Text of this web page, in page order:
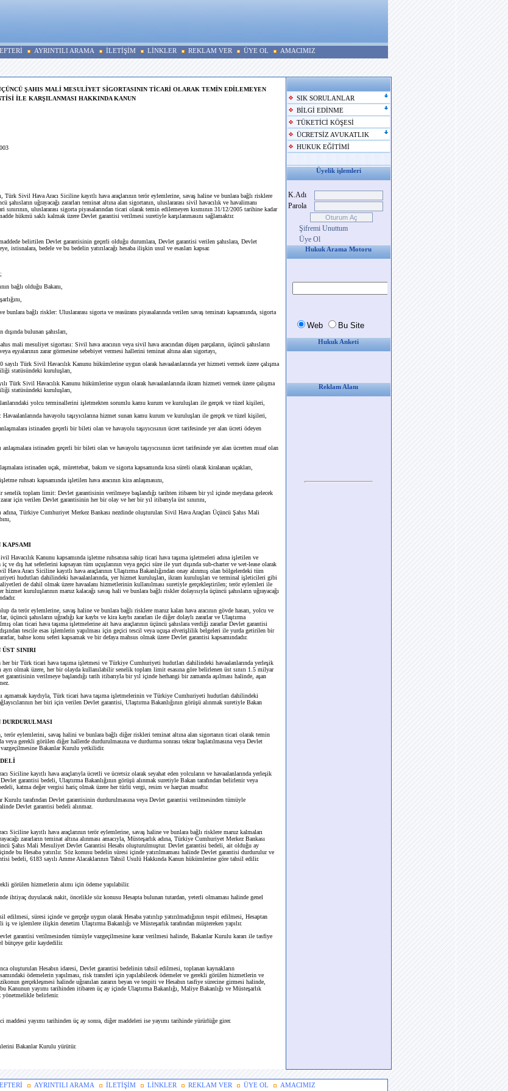
AYRINTILI ARAMA İLETİŞİM LİNKLER REKLAM VER ÜYE OL AMACIMIZ
ŞAHIS MALİ MESULİYET SİGORTASININ TİCARİ OLARAK TEMİN EDİLEMEYEN
İLE KARŞILANMASI HAKKINDA KANUN
Türk Sivil Hava Aracı Siciline kayıtlı hava araçlarının terör eylemlerine, savaş haline ve bunlara bağlı risklere
şahısların uğrayacağı zararları teminat altına alan sigortanın, uluslararası sivil havacılık ve havalimanı
sınırının, uluslararası sigorta piyasalarından ticari olarak temin edilemeyen kısmının 31/12/2005 tarihine kadar
hükmü saklı kalmak üzere Devlet garantisi verilmesi suretiyle karşılanmasını sağlamaktır.
belirtilen Devlet garantisinin geçerli olduğu durumlara, Devlet garantisi verilen şahıslara, Devlet
istisnalara, bedele ve bu bedelin yatırılacağı hesaba ilişkin usul ve esasları kapsar.
bağlı olduğu Bakanı,
bağlı riskler: Uluslararası sigorta ve reasürans piyasalarında verilen savaş teminatı kapsamında, sigorta
bulunan şahısları,
mali mesuliyet sigortası: Sivil hava aracının veya sivil hava aracından düşen parçaların, üçüncü şahısların
eşyalarının zarar görmesine sebebiyet vermesi hallerini teminat altına alan sigortayı,
Türk Sivil Havacılık Kanunu hükümlerine uygun olarak havaalanlarında yer hizmeti vermek üzere çalışma
statüsündeki kuruluşları,
Türk Sivil Havacılık Kanunu hükümlerine uygun olarak havaalanlarında ikram hizmeti vermek üzere çalışma
statüsündeki kuruluşları,
yolcu terminallerini işletmekten sorumlu kamu kurum ve kuruluşları ile gerçek ve tüzel kişileri,
havayolu taşıyıcılarına hizmet sunan kamu kurum ve kuruluşları ile gerçek ve tüzel kişileri,
istinaden geçerli bir bileti olan ve havayolu taşıyıcısının ücret tarifesinde yer alan ücreti ödeyen
istinaden geçerli bir bileti olan ve havayolu taşıyıcısının ücret tarifesinde yer alan ücretten muaf olan
istinaden uçak, mürettebat, bakım ve sigorta kapsamında kısa süreli olarak kiralanan uçakları,
ruhsatı kapsamında işletilen hava aracının kira anlaşmasını,
toplam limit: Devlet garantisinin verilmeye başlandığı tarihten itibaren bir yıl içinde meydana gelecek
için verilen Devlet garantisinin her bir olay ve her bir yıl itibarıyla üst sınırını,
Türkiye Cumhuriyet Merkez Bankası nezdinde oluşturulan Sivil Hava Araçları Üçüncü Şahıs Mali
KAPSAMI
Havacılık Kanunu kapsamında işletme ruhsatına sahip ticari hava taşıma işletmeleri adına işletilen ve
ve dış hat seferlerini kapsayan tüm uçuşlarının veya geçici süre ile yurt dışında sub-charter ve wet-lease olarak
Hava Aracı Siciline kayıtlı hava araçlarının Ulaştırma Bakanlığından onay alınmış olan bölgelerdeki tüm
hudutları dahilindeki havaalanlarında, yer hizmet kuruluşları, ikram kuruluşları ve terminal işleticileri gibi
de dahil olmak üzere havaalanı hizmetlerinin kullanılması suretiyle gerçekleştirilen; terör eylemleri ile
hizmet kuruluşlarının maruz kalacağı savaş hali ve bunlara bağlı riskler dolayısıyla üçüncü şahısların uğrayacağı
da terör eylemlerine, savaş haline ve bunlara bağlı risklere maruz kalan hava aracının gövde hasarı, yolcu ve
üçüncü şahısların uğradığı kar kaybı ve kira kaybı zararları ile diğer dolaylı zararlar ve Ulaştırma
olan ticari hava taşıma işletmelerine ait hava araçlarının üçüncü şahıslara verdiği zararlar Devlet garantisi
dışından tescile esas işlemlerin yapılması için geçici tescil veya uçuşa elverişlilik belgeleri ile yurda getirilen bir
bahse konu seferi kapsamak ve bir defaya mahsus olmak üzere Devlet garantisi kapsamındadır.
ÜST SINIRI
bir Türk ticari hava taşıma işletmesi ve Türkiye Cumhuriyeti hudutları dahilindeki havaalanlarında yerleşik
ayrı olmak üzere, her bir olayda kullanılabilir senelik toplam limit esasına göre belirlenen üst sınırı 1.5 milyar
garantisinin verilmeye başlandığı tarih itibarıyla bir yıl içinde herhangi bir zamanda aşılması halinde, aşan
aşmamak kaydıyla, Türk ticari hava taşıma işletmelerinin ve Türkiye Cumhuriyeti hudutları dahilindeki
her biri için verilen Devlet garantisi, Ulaştırma Bakanlığının görüşü alınmak suretiyle Bakan
terör eylemlerini, savaş halini ve bunlara bağlı diğer riskleri teminat altına alan sigortanın ticari olarak temin
gerekli görülen diğer hallerde durdurulmasına ve durdurma sonrası tekrar başlatılmasına veya Devlet
Bakanlar Kurulu yetkilidir.
Siciline kayıtlı hava araçlarıyla ücretli ve ücretsiz olarak seyahat eden yolcuların ve havaalanlarında yerleşik
Devlet garantisi bedeli, Ulaştırma Bakanlığının görüşü alınmak suretiyle Bakan tarafından belirlenir veya
katma değer vergisi hariç olmak üzere her türlü vergi, resim ve harçtan muaftır.
Kurulu tarafından Devlet garantisinin durdurulmasına veya Devlet garantisi verilmesinden tümüyle
Devlet garantisi bedeli alınmaz.
Siciline kayıtlı hava araçlarının terör eylemlerine, savaş haline ve bunlara bağlı risklere maruz kalmaları
zararların teminat altına alınması amacıyla, Müsteşarlık adına, Türkiye Cumhuriyet Merkez Bankası
Şahıs Mali Mesuliyet Devlet Garantisi Hesabı oluşturulmuştur. Devlet garantisi bedeli, ait olduğu ay
bu Hesaba yatırılır. Söz konusu bedelin süresi içinde yatırılmaması halinde Devlet garantisi durdurulur ve
bedeli, 6183 sayılı Amme Alacaklarının Tahsil Usulü Hakkında Kanun hükümlerine göre tahsil edilir.
görülen hizmetlerin alımı için ödeme yapılabilir.
ihtiyaç duyulacak nakit, öncelikle söz konusu Hesapta bulunan tutardan, yeterli olmaması halinde genel
süresi içinde ve gerçeğe uygun olarak Hesaba yatırılıp yatırılmadığının tespit edilmesi, Hesaptan
iş ve işlemlere ilişkin denetim Ulaştırma Bakanlığı ve Müsteşarlık tarafından müştereken yapılır.
garantisi verilmesinden tümüyle vazgeçilmesine karar verilmesi halinde, Bakanlar Kurulu kararı ile tasfiye
bütçeye gelir kaydedilir.
oluşturulan Hesabın idaresi, Devlet garantisi bedelinin tahsil edilmesi, toplanan kaynakların
ödemelerin yapılması, risk transferi için yapılabilecek ödemeler ve gerekli görülen hizmetlerin ve
gerçekleşmesi halinde uğranılan zararın beyan ve tespiti ve Hesabın tasfiye sürecine girmesi halinde,
Kanunun yayımı tarihinden itibaren üç ay içinde Ulaştırma Bakanlığı, Maliye Bakanlığı ve Müsteşarlık
yönetmelikle belirlenir.
maddesi yayımı tarihinden üç ay sonra, diğer maddeleri ise yayımı tarihinde yürürlüğe girer.
Bakanlar Kurulu yürütür.
SIK SORULANLAR
BİLGİ EDİNME
TÜKETİCİ KÖŞESİ
ÜCRETSİZ AVUKATLIK
HUKUK EĞİTİMİ
Üyelik işlemleri
K.Adı
Parola
Şifremi Unuttum
Üye Ol
Hukuk Arama Motoru
Hukuk Anketi
Reklam Alanı
AYRINTILI ARAMA İLETİŞİM LİNKLER REKLAM VER ÜYE OL AMACIMIZ